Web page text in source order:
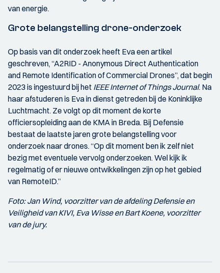
van energie.
Grote belangstelling drone-onderzoek
Op basis van dit onderzoek heeft Eva een artikel
geschreven, “A2RID - Anonymous Direct Authentication
and Remote Identification of Commercial Drones”, dat begin
2023 is ingestuurd bij het IEEE Internet of Things Journal. Na
haar afstuderen is Eva in dienst getreden bij de Koninklijke
Luchtmacht. Ze volgt op dit moment de korte
officiersopleiding aan de KMA in Breda. Bij Defensie
bestaat de laatste jaren grote belangstelling voor
onderzoek naar drones. “Op dit moment ben ik zelf niet
bezig met eventuele vervolg onderzoeken. Wel kijk ik
regelmatig of er nieuwe ontwikkelingen zijn op het gebied
van RemoteID.”
Foto: Jan Wind, voorzitter van de afdeling Defensie en
Veiligheid van KIVI, Eva Wisse en Bart Koene, voorzitter
van de jury.